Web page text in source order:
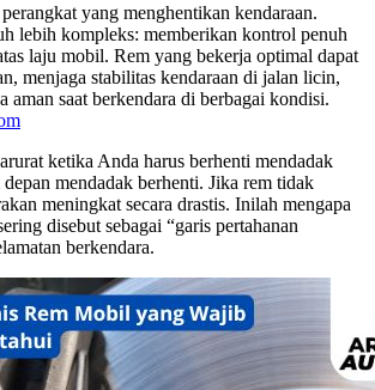
yang menghentikan kendaraan.
lebih kompleks: memberikan kontrol penuh
laju mobil. Rem yang bekerja optimal dapat
menjaga stabilitas kendaraan di jalan licin,
aman saat berkendara di berbagai kondisi.
ketika Anda harus berhenti mendadak
mendadak berhenti. Jika rem tidak
meningkat secara drastis. Inilah mengapa
disebut sebagai “garis pertahanan
berkendara.